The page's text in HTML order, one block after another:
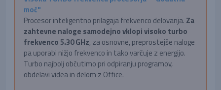
moč"
Procesor inteligentno prilagaja frekvenco delovanja. Za
zahtevne naloge samodejno vklopi visoko turbo
frekvenco 5.30 GHz, za osnovne, preprostejše naloge
pa uporabi nižjo frekvenco in tako varčuje z energijo.
Turbo najbolj občutimo pri odpiranju programov,
obdelavi videa in delom z Office.